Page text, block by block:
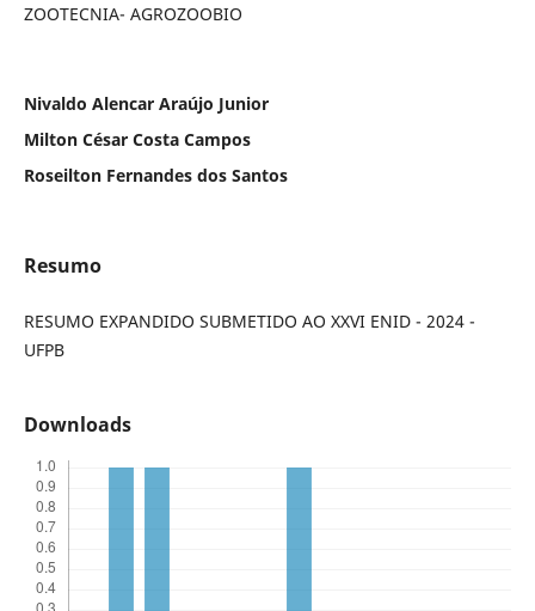
ZOOTECNIA- AGROZOOBIO
Nivaldo Alencar Araújo Junior
Milton César Costa Campos
Roseilton Fernandes dos Santos
Resumo
RESUMO EXPANDIDO SUBMETIDO AO XXVI ENID - 2024 -
UFPB
Downloads